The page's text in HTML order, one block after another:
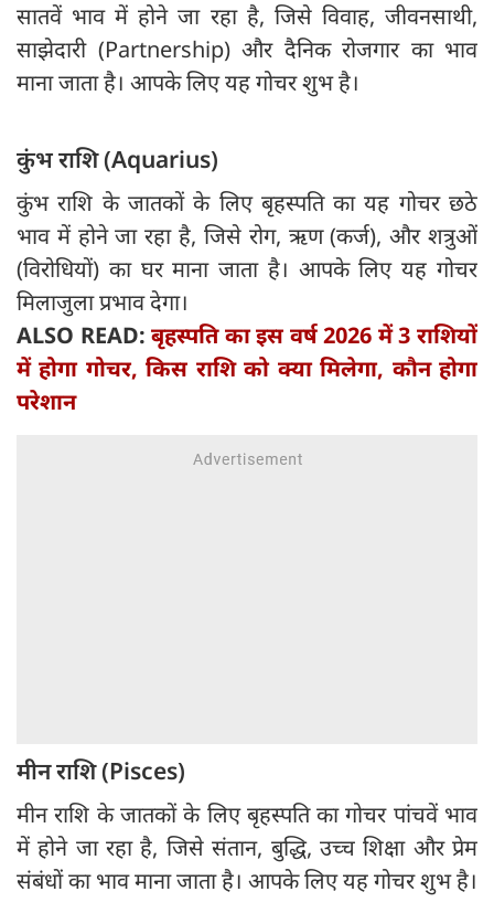
सातवें भाव में होने जा रहा है, जिसे विवाह, जीवनसाथी,
साझेदारी (Partnership) और दैनिक रोजगार का भाव
माना जाता है। आपके लिए यह गोचर शुभ है।
कुंभ राशि (Aquarius)
कुंभ राशि के जातकों के लिए बृहस्पति का यह गोचर छठे
भाव में होने जा रहा है, जिसे रोग, ऋण (कर्ज), और शत्रुओं
(विरोधियों) का घर माना जाता है। आपके लिए यह गोचर
मिलाजुला प्रभाव देगा।
ALSO READ:बृहस्पति का इस वर्ष 2026 में 3 राशियों
में होगा गोचर, किस राशि को क्या मिलेगा, कौन होगा
परेशान
मीन राशि (Pisces)
मीन राशि के जातकों के लिए बृहस्पति का गोचर पांचवें भाव
में होने जा रहा है, जिसे संतान, बुद्धि, उच्च शिक्षा और प्रेम
संबंधों का भाव माना जाता है। आपके लिए यह गोचर शुभ है।